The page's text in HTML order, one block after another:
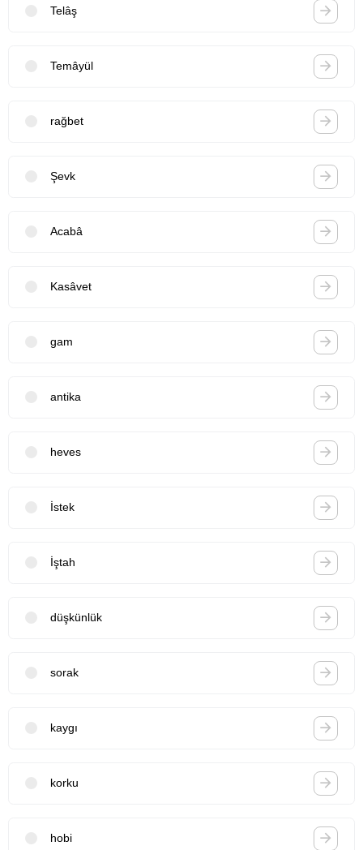
Telâş
Temâyül
rağbet
Şevk
Acabâ
Kasâvet
gam
antika
heves
İstek
İştah
düşkünlük
sorak
kaygı
korku
hobi